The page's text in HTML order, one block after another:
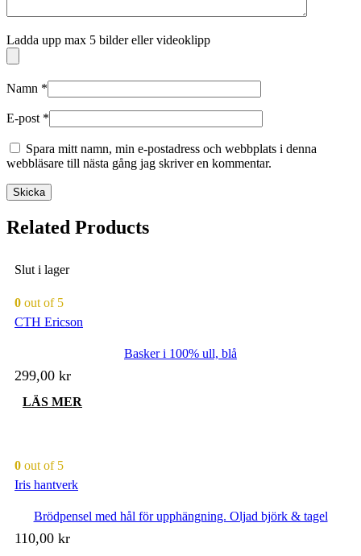
Ladda upp max 5 bilder eller videoklipp
Namn *
E-post *
Spara mitt namn, min e-postadress och webbplats i denna
webbläsare till nästa gång jag skriver en kommentar.
Related Products
Slut i lager
0 out of 5
CTH Ericson
Basker i 100% ull, blå
299,00 kr
LÄS MER
0 out of 5
Iris hantverk
Brödpensel med hål för upphängning. Oljad björk & tagel
110,00 kr